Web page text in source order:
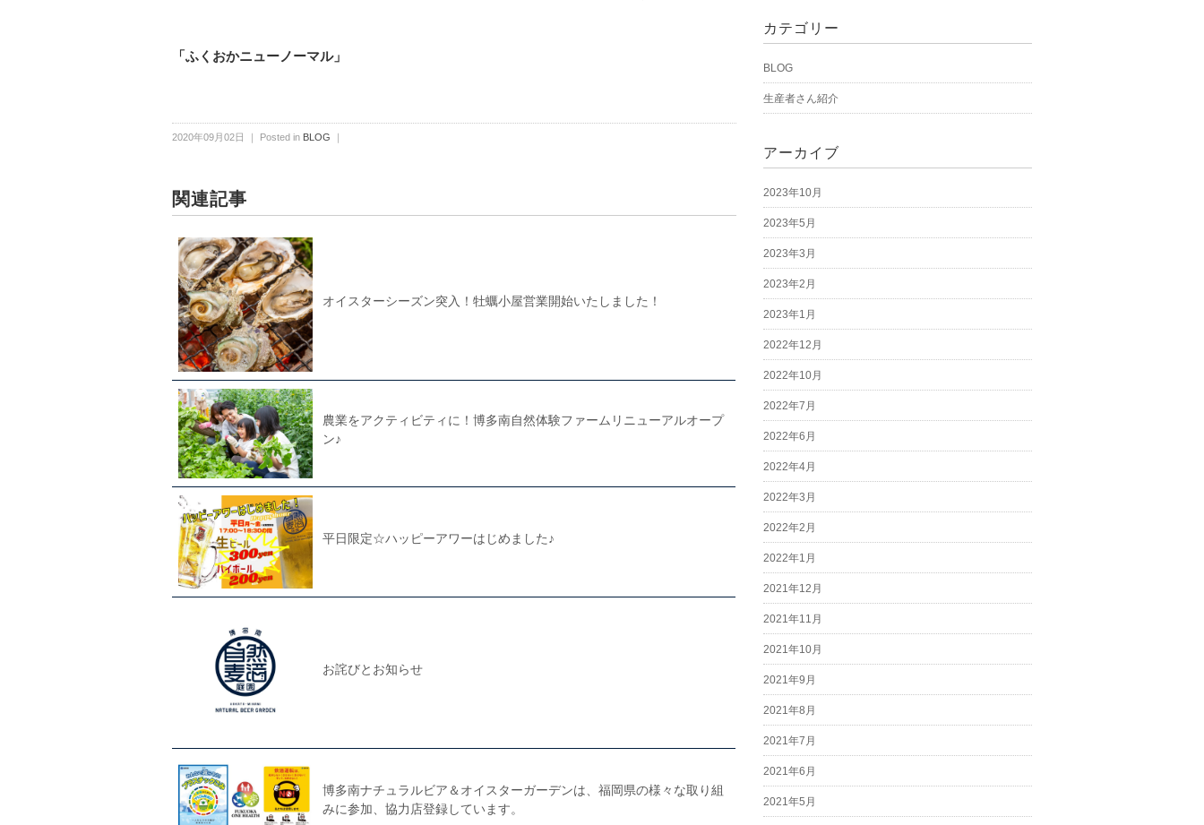
「ふくおかニューノーマル」
2020年09月02日 ｜ Posted in BLOG ｜
関連記事
オイスターシーズン突入！牡蠣小屋営業開始いたしました！
農業をアクティビティに！博多南自然体験ファームリニューアルオープ
ン♪
平日限定☆ハッピーアワーはじめました♪
お詫びとお知らせ
博多南ナチュラルビア＆オイスターガーデンは、福岡県の様々な取り組
みに参加、協力店登録しています。
カテゴリー
BLOG
生産者さん紹介
アーカイブ
2023年10月
2023年5月
2023年3月
2023年2月
2023年1月
2022年12月
2022年10月
2022年7月
2022年6月
2022年4月
2022年3月
2022年2月
2022年1月
2021年12月
2021年11月
2021年10月
2021年9月
2021年8月
2021年7月
2021年6月
2021年5月